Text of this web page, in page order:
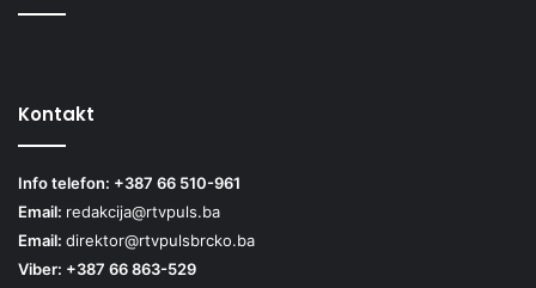
Kontakt
Info telefon: +387 66 510-961
Email: redakcija@rtvpuls.ba
Email: direktor@rtvpulsbrcko.ba
Viber: +387 66 863-529